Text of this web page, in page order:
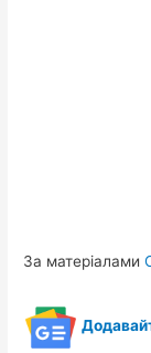
За матеріалами